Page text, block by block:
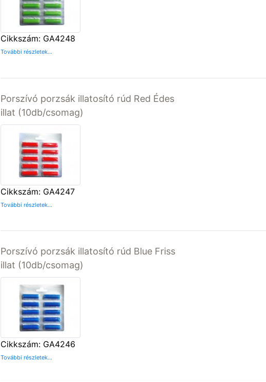
Cikkszám: GA4248
További részletek...
Porszívó porzsák illatosító rúd Red Édes
illat (10db/csomag)
Cikkszám: GA4247
További részletek...
Porszívó porzsák illatosító rúd Blue Friss
illat (10db/csomag)
Cikkszám: GA4246
További részletek...